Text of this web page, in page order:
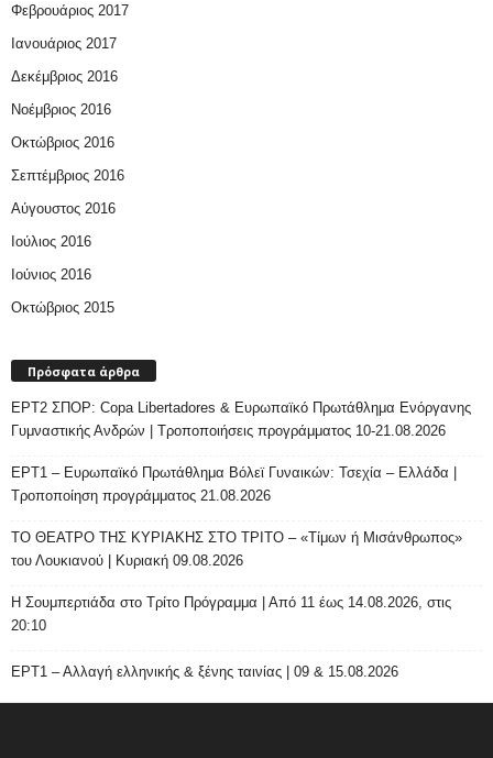
Φεβρουάριος 2017
Ιανουάριος 2017
Δεκέμβριος 2016
Νοέμβριος 2016
Οκτώβριος 2016
Σεπτέμβριος 2016
Αύγουστος 2016
Ιούλιος 2016
Ιούνιος 2016
Οκτώβριος 2015
Πρόσφατα άρθρα
ΕΡΤ2 ΣΠΟΡ: Copa Libertadores & Ευρωπαϊκό Πρωτάθλημα Ενόργανης
Γυμναστικής Ανδρών | Τροποποιήσεις προγράμματος 10-21.08.2026
ΕΡΤ1 – Ευρωπαϊκό Πρωτάθλημα Βόλεϊ Γυναικών: Τσεχία – Ελλάδα |
Τροποποίηση προγράμματος 21.08.2026
ΤΟ ΘΕΑΤΡΟ ΤΗΣ ΚΥΡΙΑΚΗΣ ΣΤΟ ΤΡΙΤΟ – «Τίμων ή Μισάνθρωπος»
του Λουκιανού | Κυριακή 09.08.2026
H Σουμπερτιάδα στο Τρίτο Πρόγραμμα | Από 11 έως 14.08.2026, στις
20:10
ΕΡΤ1 – Αλλαγή ελληνικής & ξένης ταινίας | 09 & 15.08.2026